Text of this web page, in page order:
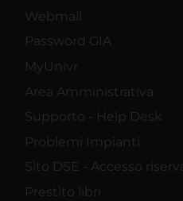
Webmail
Password GIA
MyUnivr
Area Amministrativa
Supporto - Help Desk
Problemi Impianti
Sito DSE - Accesso
Prestito libri